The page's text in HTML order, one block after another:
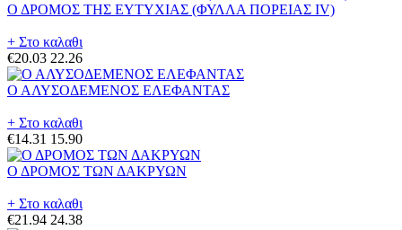
Ο ΔΡΟΜΟΣ ΤΗΣ ΕΥΤΥΧΙΑΣ (ΦΥΛΛΑ ΠΟΡΕΙΑΣ IV)
+ Στο καλαθι
€20.03 22.26
Ο ΑΛΥΣΟΔΕΜΕΝΟΣ ΕΛΕΦΑΝΤΑΣ
+ Στο καλαθι
€14.31 15.90
Ο ΔΡΟΜΟΣ ΤΩΝ ΔΑΚΡΥΩΝ
+ Στο καλαθι
€21.94 24.38